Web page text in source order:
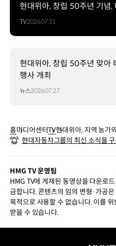
현대위아, 창립 50주년 기념,
TV2026.07.31
현대위아, 창립 50주년 맞아
행사 개최
뉴스2026.07.27
홈미디어센터TV현대위아, 지역 농가
현대자동차그룹의 최신 소식을
HMG TV 운영팀
HMG TV에 게재된 동영상을 다운로
금합니다. 콘텐츠의 임의 변형·가공
목적으로 사용할 수 없습니다. 이를
받을 수 있습니다.